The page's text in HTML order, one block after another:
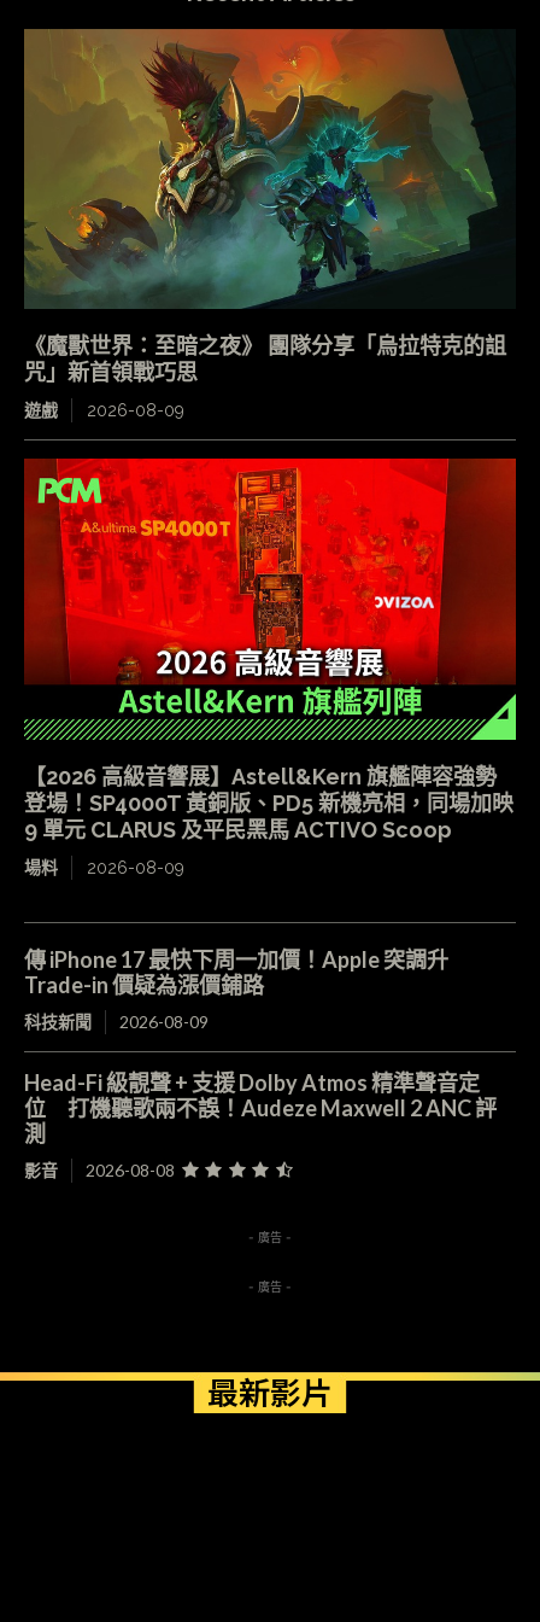
《魔獸世界：至暗之夜》 團隊分享「烏拉特克的詛
咒」新首領戰巧思
遊戲 2026-08-09
【2026 高級音響展】Astell&Kern 旗艦陣容強勢
登場！SP4000T 黃銅版、PD5 新機亮相，同場加映
9 單元 CLARUS 及平民黑馬 ACTIVO Scoop
場料 2026-08-09
傳 iPhone 17 最快下周一加價！Apple 突調升
Trade-in 價疑為漲價鋪路
科技新聞 2026-08-09
Head-Fi 級靚聲 + 支援 Dolby Atmos 精準聲音定
位 打機聽歌兩不誤！Audeze Maxwell 2 ANC 評
測
影音 2026-08-08
- 廣告 -
- 廣告 -
最新影片